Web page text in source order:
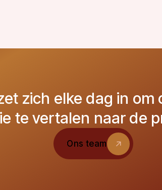
zich elke dag in om
te vertalen naar de
Ons team
Ons team